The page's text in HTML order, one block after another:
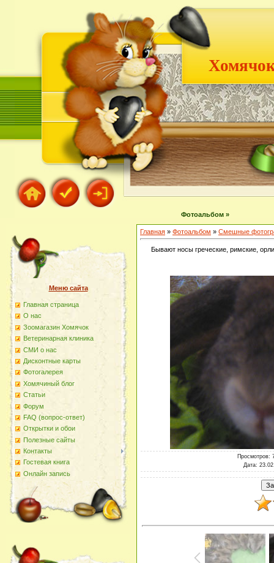
Фотоальбом »
Меню сайта
Главная страница
О наc
Зоомагазин Хомячок
Ветеринарная клиника
СМИ о нас
Дисконтные карты
Фотогалерея
Хомячиный блог
Статьи
Форум
FAQ (вопрос-ответ)
Открытки и обои
Полезные сайты
Контакты
Гостевая книга
Онлайн запись
Главная » Фотоальбом » Смешные
Бывают носы греческие, римские,
Просмотров:
Дата: